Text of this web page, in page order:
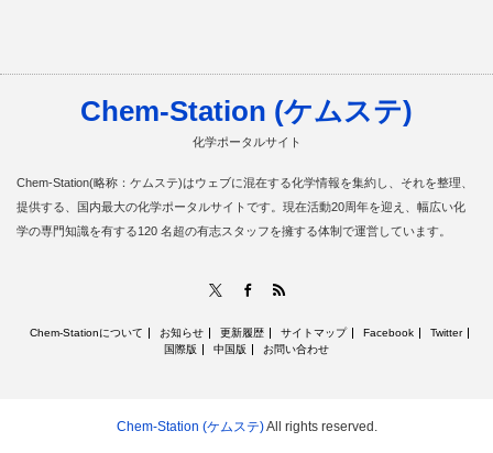
Chem-Station (ケムステ)
化学ポータルサイト
Chem-Station(略称：ケムステ)はウェブに混在する化学情報を集約し、それを整理、
提供する、国内最大の化学ポータルサイトです。現在活動20周年を迎え、幅広い化
学の専門知識を有する120 名超の有志スタッフを擁する体制で運営しています。
Facebook
Chem-Stationについて お知らせ 更新履歴 サイトマップ Facebook
Twitter
国際版
中国版 お問い合わせ
Chem-Station (ケムステ)All rights reserved.